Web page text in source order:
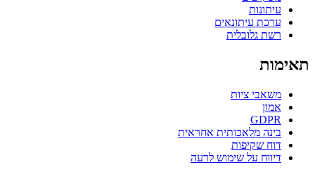
עיתונות
ערכת עיתונאים
רשת גלובלית
תאימות
משאבי ציות
אמון
GDPR
בינה מלאכותית אחראית
דוח שקיפות
דיווח על שימוש לרעה